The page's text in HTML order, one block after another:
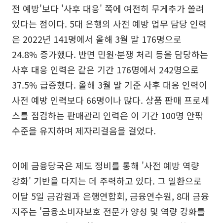
전 예방'보다 '사후 대응' 쪽에 여전히 무게추가 쏠려
있다는 점이다. 5대 은행의 사전 예방 업무 담당 인력
은 2022년 141명에서 올해 3월 말 176명으로
24.8% 증가했다. 반면 민원·분쟁 처리 등을 담당하는
사후 대응 인력은 같은 기간 176명에서 242명으로
37.5% 급증했다. 올해 3월 말 기준 사후 대응 인력이
사전 예방 인력보다 66명이나 많다. 상품 판매 프로세
스를 점검하는 판매관리 인력은 이 기간 100명 안팎
수준을 유지하며 제자리걸음을 걸었다.
이에 금융당국은 제도 정비를 통해 '사전 예방 역량
강화' 기반을 다지는 데 주력하고 있다. 그 일환으로
이달 5일 금감원과 은행연합회, 금융연수원, 8대 금융
지주는 '금융소비자보호 전문가 양성 및 역량 강화를